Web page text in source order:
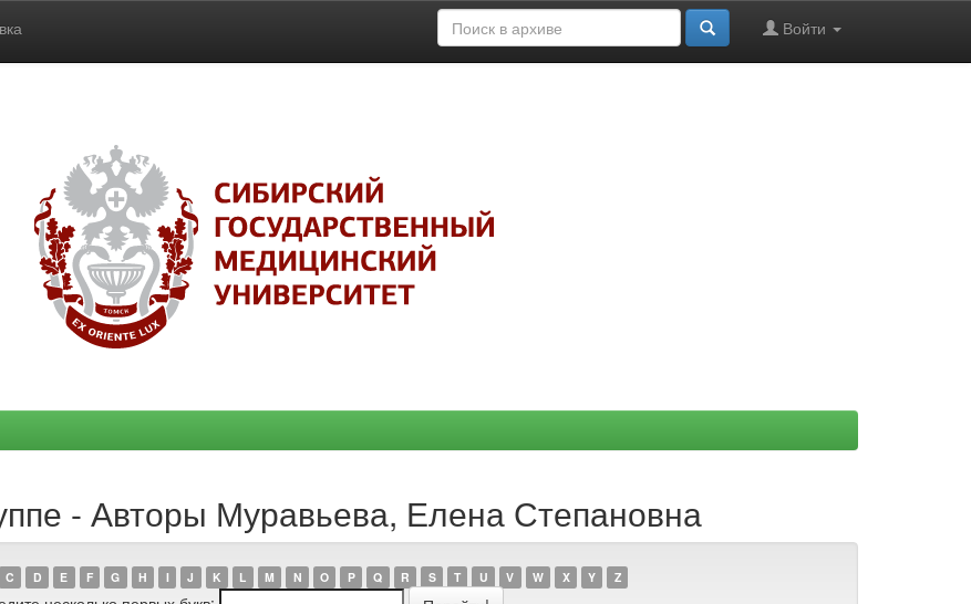
Войти
- Авторы Муравьева, Елена Степановна
C D E F G H I J K L M N O P Q R S T U V W X Y Z